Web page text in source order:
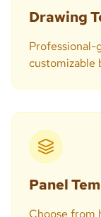
Drawing
Professional-
customizable
Panel
Choose from